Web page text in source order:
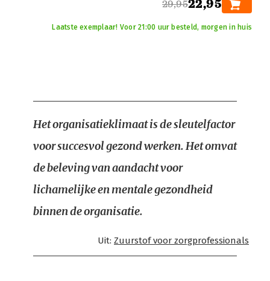
29,9522,95
Laatste exemplaar! Voor 21:00 uur besteld, morgen in huis
Het organisatieklimaat is de sleutelfactor
voor succesvol gezond werken. Het omvat
de beleving van aandacht voor
lichamelijke en mentale gezondheid
binnen de organisatie.
Uit: Zuurstof voor zorgprofessionals